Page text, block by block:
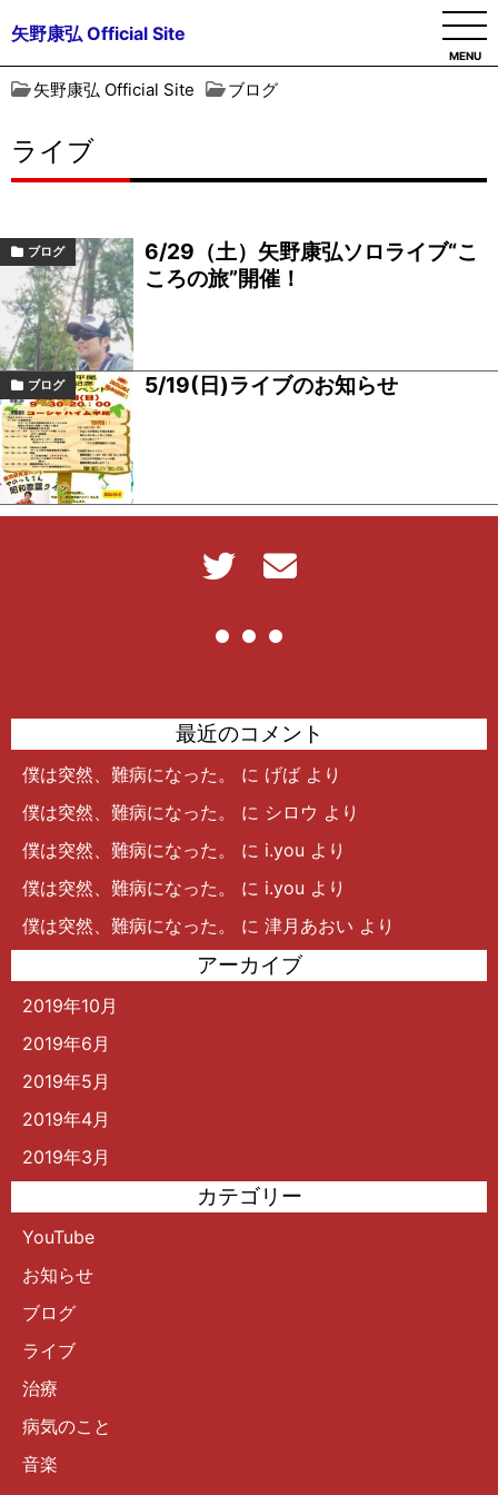
矢野康弘 Official Site
MENU
矢野康弘 Official Site ブログ
ライブ
ブログ
6/29（土）矢野康弘ソロライブ“こ
ころの旅”開催！
ブログ 5/19(日)ライブのお知らせ
最近のコメント
僕は突然、難病になった。 に げば より
僕は突然、難病になった。
に シロウ より
僕は突然、難病になった。
に i.you より
僕は突然、難病になった。
に i.you より
僕は突然、難病になった。
に 津月あおい より
アーカイブ
2019年10月
2019年6月
2019年5月
2019年4月
2019年3月
カテゴリー
YouTube
お知らせ
ブログ
ライブ
治療
病気のこと
音楽